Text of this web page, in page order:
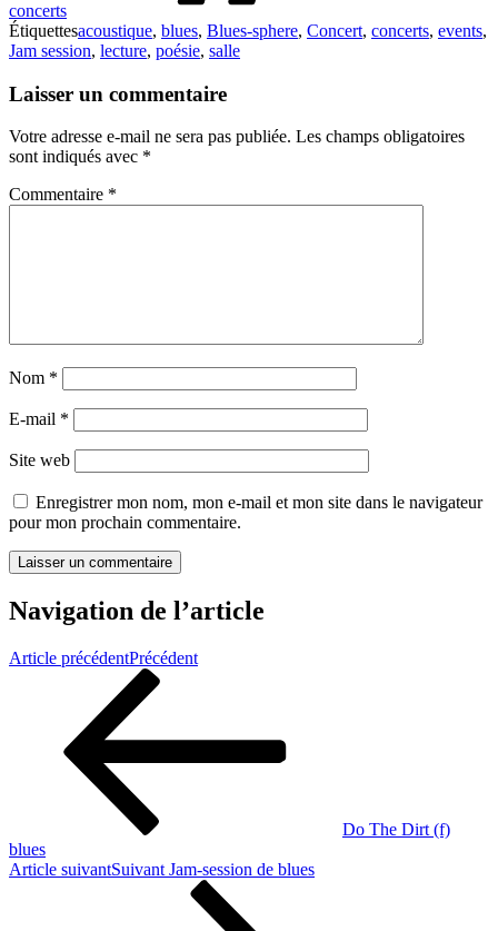
concerts
Étiquettesacoustique, blues, Blues-sphere, Concert, concerts, events,
Jam session, lecture, poésie, salle
Laisser un commentaire
Votre adresse e-mail ne sera pas publiée. Les champs obligatoires
sont indiqués avec *
Commentaire *
Nom *
E-mail *
Site web
Enregistrer mon nom, mon e-mail et mon site dans le navigateur
pour mon prochain commentaire.
Navigation de l’article
Article précédentPrécédent
Do The Dirt (f)
blues
Article suivantSuivant Jam-session de blues